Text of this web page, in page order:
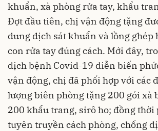
khuẩn, xà phòng rửa tay, khẩu
Đợt đầu tiên, chị vận động tặng
dung dịch sát khuẩn và lồng ghép
con rửa tay đúng cách. Mới đây,
dịch bệnh Covid-19 diễn biến
vận động, chị đã phối hợp với các
lượng biên phòng tặng 200 gói xà
200 khẩu trang, sirô ho; đồng thời
tuyên truyền cách phòng, chống